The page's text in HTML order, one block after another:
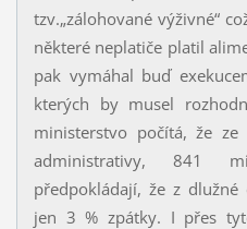
tzv.„zálohované výživné“
některé neplatiče platil
pak vymáhal buď
kterých by musel
ministerstvo počítá, že
administrativy, 841
předpokládají, že z
jen 3 % zpátky. I přes